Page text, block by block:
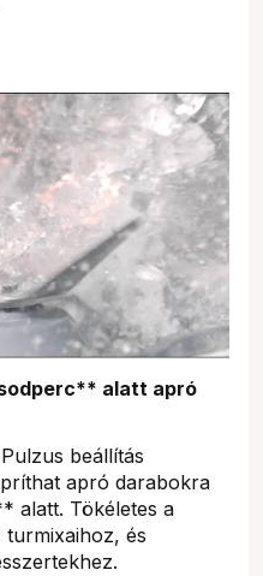
alatt apró
beállítás
apró darabokra
alatt. Tökéletes a
turmixaihoz, és